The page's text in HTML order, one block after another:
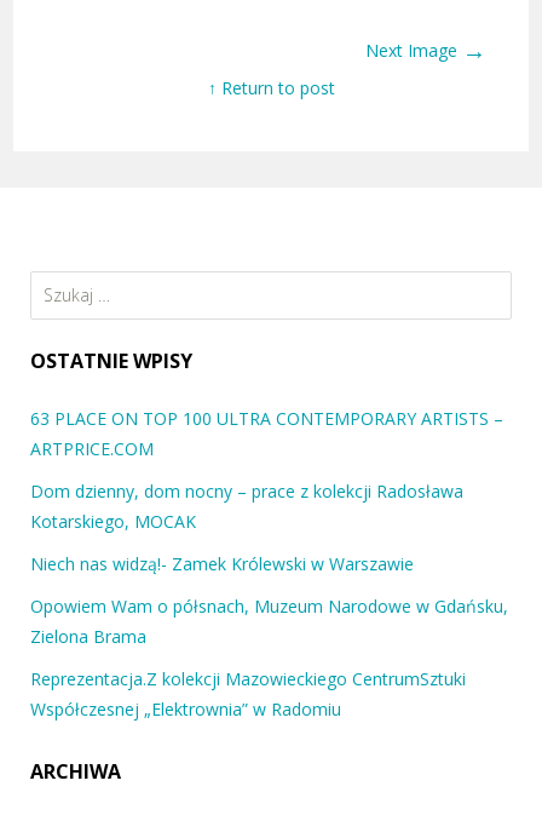
Next Image →
↑ Return to post
Szukaj:
OSTATNIE WPISY
63 PLACE ON TOP 100 ULTRA CONTEMPORARY ARTISTS –
ARTPRICE.COM
Dom dzienny, dom nocny – prace z kolekcji Radosława
Kotarskiego, MOCAK
Niech nas widzą!- Zamek Królewski w Warszawie
Opowiem Wam o półsnach, Muzeum Narodowe w Gdańsku,
Zielona Brama
Reprezentacja.Z kolekcji Mazowieckiego CentrumSztuki
Współczesnej „Elektrownia” w Radomiu
ARCHIWA